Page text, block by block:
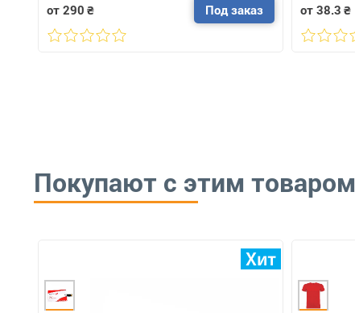
от 290 ₴ Под заказ от 38.3 ₴
Покупают с этим товаром